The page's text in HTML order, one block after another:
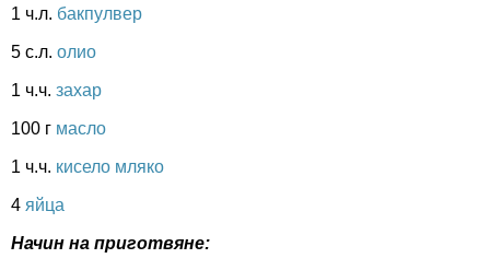
1 ч.л. бакпулвер
5 с.л. олио
1 ч.ч. захар
100 г масло
1 ч.ч. кисело мляко
4 яйца
Начин на приготвяне: